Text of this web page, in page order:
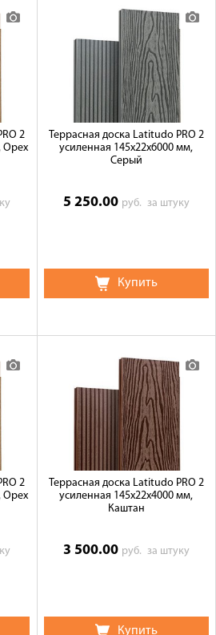
2
Орех
Террасная доска Latitudo PRO 2
усиленная 145х22х6000 мм,
Серый
5 250.00 руб. за штуку
Купить
2
Орех
Террасная доска Latitudo PRO 2
усиленная 145х22х4000 мм,
Каштан
3 500.00 руб. за штуку
Купить